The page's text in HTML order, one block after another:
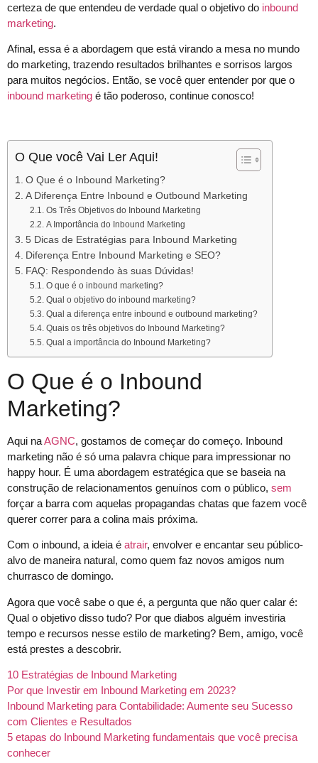
certeza de que entendeu de verdade qual o objetivo do inbound
marketing.
Afinal, essa é a abordagem que está virando a mesa no mundo
do marketing, trazendo resultados brilhantes e sorrisos largos
para muitos negócios. Então, se você quer entender por que o
inbound marketing é tão poderoso, continue conosco!
O Que você Vai Ler Aqui!
O Que é o Inbound Marketing?
A Diferença Entre Inbound e Outbound Marketing
Os Três Objetivos do Inbound Marketing
A Importância do Inbound Marketing
5 Dicas de Estratégias para Inbound Marketing
Diferença Entre Inbound Marketing e SEO?
FAQ: Respondendo às suas Dúvidas!
O que é o inbound marketing?
Qual o objetivo do inbound marketing?
Qual a diferença entre inbound e outbound marketing?
Quais os três objetivos do Inbound Marketing?
Qual a importância do Inbound Marketing?
O Que é o Inbound
Marketing?
Aqui naAGNC, gostamos de começar do começo. Inbound
marketing não é só uma palavra chique para impressionar no
happy hour. É uma abordagem estratégica que se baseia na
construção de relacionamentos genuínos com o público, sem
forçar a barra com aquelas propagandas chatas que fazem você
querer correr para a colina mais próxima.
Com o inbound, a ideia é atrair, envolver e encantar seu público-
alvo de maneira natural, como quem faz novos amigos num
churrasco de domingo.
Agora que você sabe o que é, a pergunta que não quer calar é:
Qual o objetivo disso tudo? Por que diabos alguém investiria
tempo e recursos nesse estilo de marketing? Bem, amigo, você
está prestes a descobrir.
10 Estratégias de Inbound Marketing
Por que Investir em Inbound Marketing em 2023?
Inbound Marketing para Contabilidade: Aumente seu Sucesso
com Clientes e Resultados
5 etapas do Inbound Marketing fundamentais que você precisa
conhecer